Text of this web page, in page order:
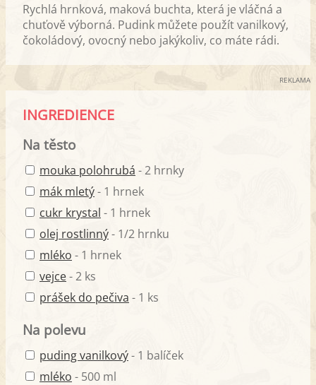
Rychlá hrnková, maková buchta, která je vláčná a
chuťově výborná. Pudink můžete použít vanilkový,
čokoládový, ovocný nebo jakýkoliv, co máte rádi.
REKLAMA
INGREDIENCE
Na těsto
mouka polohrubá - 2 hrnky
mák mletý- 1 hrnek
cukr krystal - 1 hrnek
olej rostlinný- 1/2 hrnku
mléko - 1 hrnek
vejce- 2 ks
prášek do pečiva - 1 ks
Na polevu
puding vanilkový- 1 balíček
mléko - 500 ml